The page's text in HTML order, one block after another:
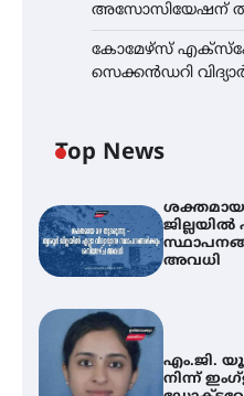
അസോസിയേഷന്
കോമേഴ്സ്
സെക്കൻഡറി
Top News
ജില്ലയിൽ
അവധി
എം.ജി.
നിന്ന്